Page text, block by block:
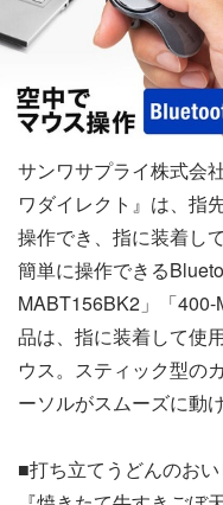
サンワサプライ株式会
ワダイレクト』は、指
操作でき、指に装着し
簡単に操作できる
MABT156BK2」「
品は、指に装着して使
ウス。スティック型の
ーソルがスムーズに動け
■打ち立てうどんのお